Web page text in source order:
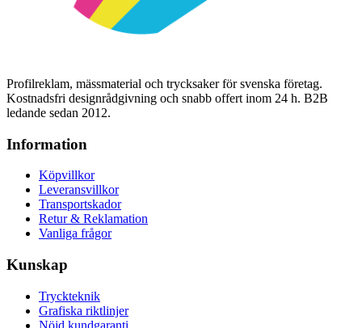
Profilreklam, mässmaterial och trycksaker för svenska företag.
Kostnadsfri designrådgivning och snabb offert inom 24 h. B2B
ledande sedan 2012.
Information
Köpvillkor
Leveransvillkor
Transportskador
Retur & Reklamation
Vanliga frågor
Kunskap
Tryckteknik
Grafiska riktlinjer
Nöjd kundgaranti